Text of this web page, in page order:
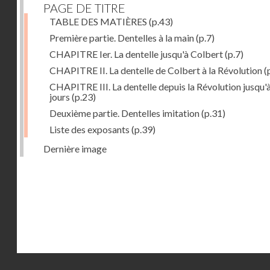
PAGE DE TITRE
TABLE DES MATIÈRES (p.43)
Première partie. Dentelles à la main(p.7)
CHAPITRE Ier. La dentelle jusqu'à Colbert(p.7)
CHAPITRE II. La dentelle de Colbert à la Révolution
CHAPITRE III. La dentelle depuis la Révolution
jours (p.23)
Deuxième partie. Dentelles imitation(p.31)
Liste des exposants (p.39)
Dernière image